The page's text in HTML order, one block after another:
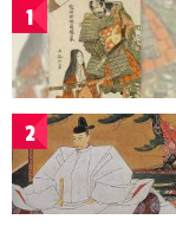
1
2